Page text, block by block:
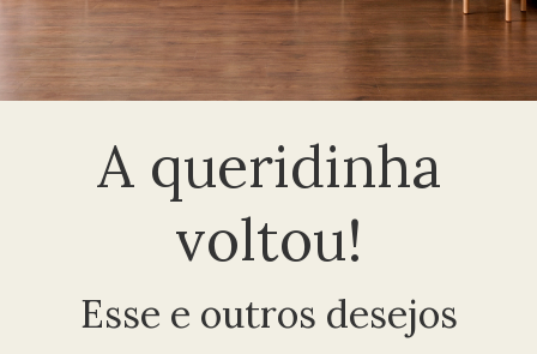
A queridinha
voltou!
Esse e outros desejos